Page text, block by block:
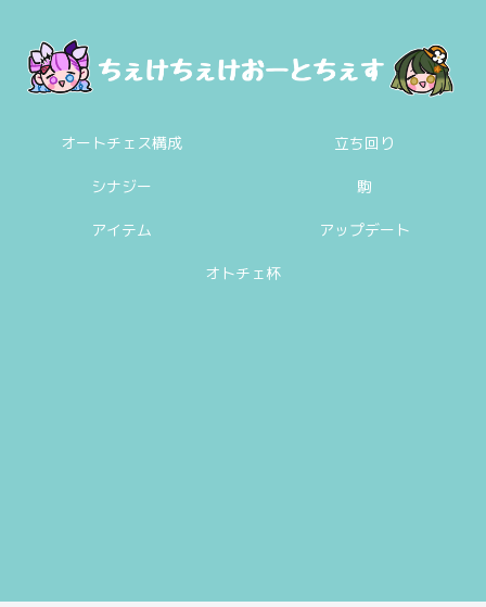
オートチェス構成 立ち回り
シナジー 駒
アイテム アップデート
オトチェ杯